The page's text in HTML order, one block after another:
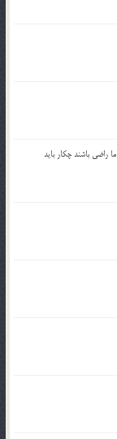
راضي باشند چكار بايد